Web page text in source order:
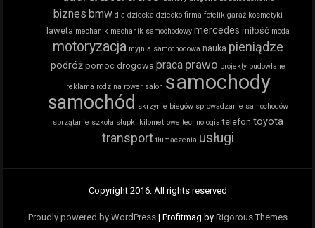
biznes bmw dla dziecka dziecko firma fotelik garaż kosmetyki
laweta mechanik mechanik samochodowy mercedes miłość moda
motoryzacja myjnia samochodowa nauka pieniądze
podróż pomoc drogowa praca prawo projekty budowlane
reklama rodzina rower salon samochody
samochód skrzynie biegów sprowadzanie samochodów
sprzątanie szkoła słupki kilometrowe technologia telefon toyota
transport tłumaczenia usługi
Copyright 2016. All rights reserved
Proudly powered by WordPress | Profitmag by Rigorous Themes